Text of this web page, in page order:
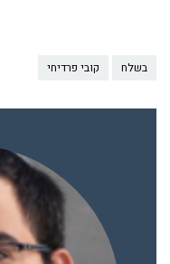
בשלח קובי פרדיחי